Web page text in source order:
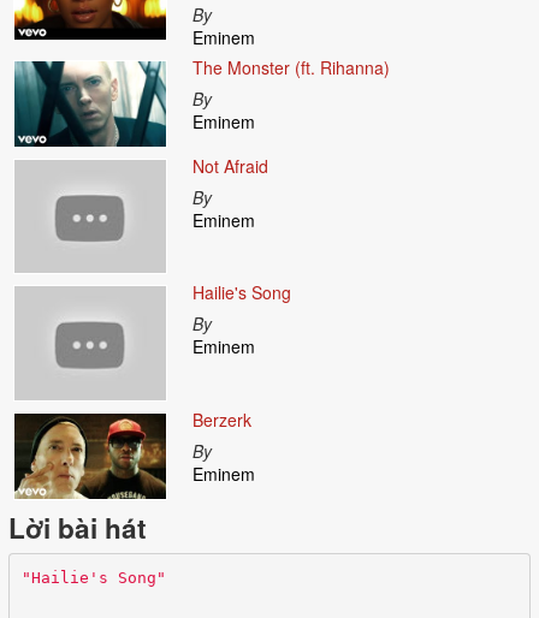
By
Eminem
The Monster (ft. Rihanna)
By
Eminem
Not Afraid
By
Eminem
Hailie's Song
By
Eminem
Berzerk
By
Eminem
Lời bài hát
"Hailie's Song"